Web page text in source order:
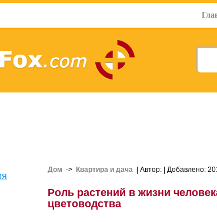
Дом -> Квартира и дача | Автор: | Добавлено:
Роль растений в жизни
цветоводства